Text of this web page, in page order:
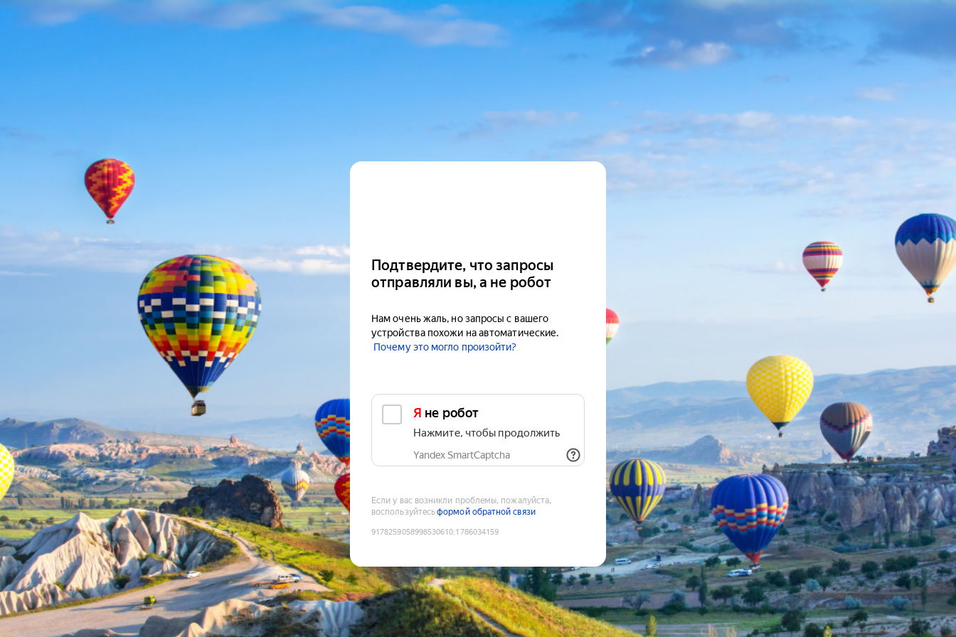
Подтвердите, что запросы
отправляли вы, а не робот
Нам очень жаль, но запросы с вашего
устройства похожи на автоматические.
Почему это могло произойти?
Я не робот
Нажмите, чтобы продолжить
Yandex SmartCaptcha
Если у вас возникли проблемы, пожалуйста,
воспользуйтесьформой обратной связи
9178259058998530610:1786034159